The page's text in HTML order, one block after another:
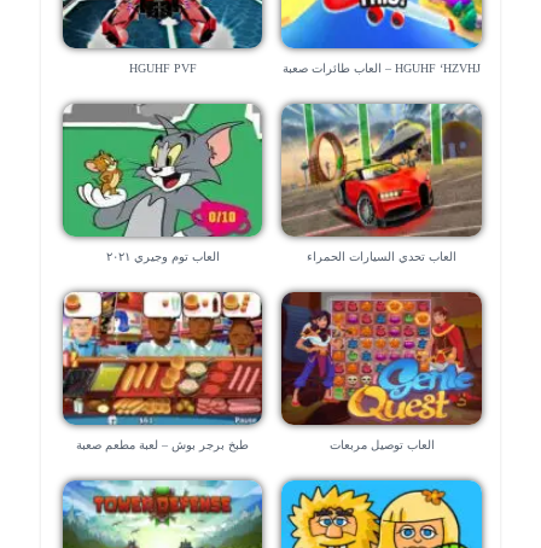
HGUHF ‘HZVHJ – العاب طائرات صعبة HGUHF PVF
العاب تحدي السيارات الحمراء العاب توم وجيري ٢٠٢١
العاب توصيل مربعات طبخ برجر بوش – لعبة مطعم صعبة